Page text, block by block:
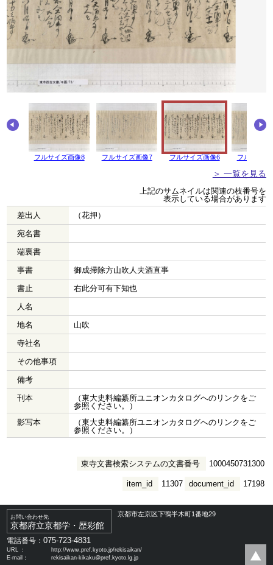
フルサイズ画像8 フルサイズ画像7 フルサイズ画像6 フルサイズ
＞ 一覧を見る
上記のサムネイルは関連の枝番号を
表示している場合があります
差出人
（花押）
宛名書
端裏書
事書
御成掃除方山吹人夫酒直事
書止
右此分可有下知也
人名
地名
山吹
寺社名
その他事項
備考
刊本
（東大史料編纂所ユニオンカタログへのリンクをご
参照ください。）
影写本
（東大史料編纂所ユニオンカタログへのリンクをご
参照ください。）
東寺文書検索システムの文書番号 1000450731300
document_id 17198
item_id 11307
お問い合わせ先
京都府立京都学・歴彩館
京都市左京区下鴨半木町1番地29
電話番号：075-723-4831
URL ：
http://www.pref.kyoto.jp/rekisaikan/
E-mail：
rekisaikan-kikaku@pref.kyoto.lg.jp